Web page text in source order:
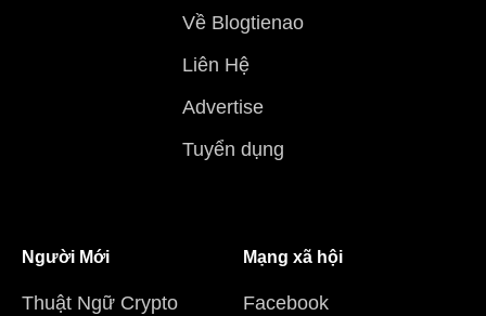
Về Blogtienao
Liên Hệ
Advertise
Tuyển dụng
Người Mới
Thuật Ngữ Crypto
Mạng xã hội
Facebook